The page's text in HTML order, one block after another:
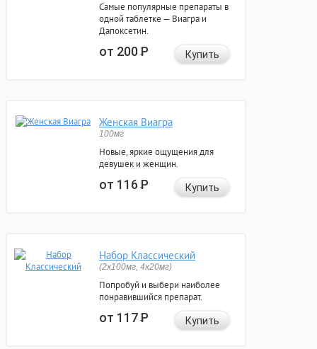
Самые популярные препараты в
одной таблетке — Виагра и
Дапоксетин.
от 200Р Купить
Женская Виагра
100мг
Новые, яркие ощущения для
девушек и женщин.
от 116Р Купить
Набор Классический
(2x100мг, 4x20мг)
Попробуй и выбери наиболее
понравившийся препарат.
от 117Р Купить